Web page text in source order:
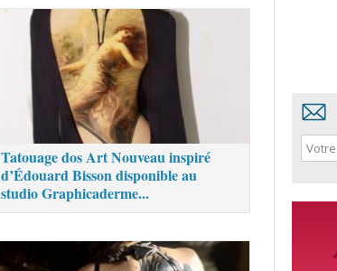
Tatouage dos Art Nouveau inspiré
d’Édouard Bisson disponible au
studio Graphicaderme...